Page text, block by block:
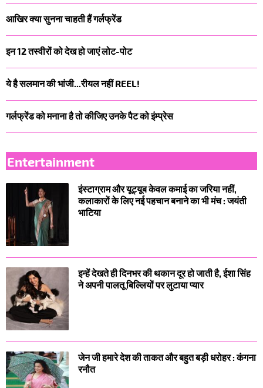
आखिर क्या सुनना चाहती हैं गर्लफ्रेंड
इन 12 तस्वीरों को देख हो जाएं लोट-पोट
ये है सलमान की भांजी...रीयल नहीं REEL!
गर्लफ्रेंड को मनाना है तो कीजिए उनके पैट को इंम्प्रेस
Entertainment
इंस्टाग्राम और यूट्यूब केवल कमाई का जरिया नहीं,
कलाकारों के लिए नई पहचान बनाने का भी मंच : जयंती
भाटिया
इन्हें देखते ही दिनभर की थकान दूर हो जाती है, ईशा सिंह
ने अपनी पालतू बिल्लियों पर लुटाया प्यार
जेन जी हमारे देश की ताकत और बहुत बड़ी धरोहर : कंगना
रनौत